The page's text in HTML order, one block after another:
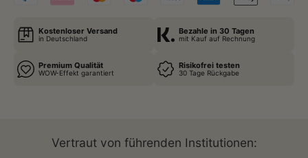
Kostenloser Versand
in Deutschland
Bezahle in 30 Tagen
mit Kauf auf Rechnung
Premium Qualität
WOW-Effekt garantiert
Risikofrei testen
30 Tage Rückgabe
Vertraut von führenden Institutionen: